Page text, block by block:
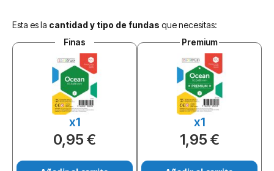
Esta es la cantidad y tipo de fundas que necesitas:
Finas
x1
0,95 €
Premium
x1
1,95 €